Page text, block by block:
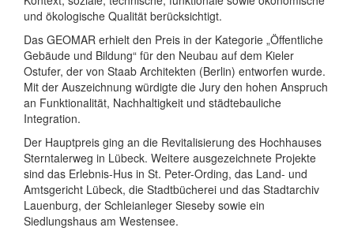
und ökologische Qualität berücksichtigt.
Das GEOMAR erhielt den Preis in der Kategorie „Öffentliche
Gebäude und Bildung“ für den Neubau auf dem Kieler
Ostufer, der von Staab Architekten (Berlin) entworfen wurde.
Mit der Auszeichnung würdigte die Jury den hohen Anspruch
an Funktionalität, Nachhaltigkeit und städtebauliche
Integration.
Der Hauptpreis ging an die Revitalisierung des Hochhauses
Sterntalerweg in Lübeck. Weitere ausgezeichnete Projekte
sind das Erlebnis-Hus in St. Peter-Ording, das Land- und
Amtsgericht Lübeck, die Stadtbücherei und das Stadtarchiv
Lauenburg, der Schleianleger Sieseby sowie ein
Siedlungshaus am Westensee.